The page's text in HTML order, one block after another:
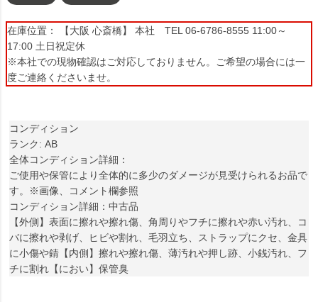
在庫位置： 【大阪 心斎橋】 本社 TEL 06-6786-8555 11:00～
17:00 土日祝定休
※本社での現物確認はご対応しておりません。ご希望の場合には一
度ご連絡くださいませ。
コンディション
ランク: AB
全体コンディション詳細：
ご使用や保管により全体的に多少のダメージが見受けられるお品で
す。※画像、コメント欄参照
コンディション詳細：中古品
【外側】表面に擦れや擦れ傷、角周りやフチに擦れや赤い汚れ、コ
バに擦れや剥げ、ヒビや割れ、毛羽立ち、ストラップにクセ、金具
に小傷や錆【内側】擦れや擦れ傷、薄汚れや押し跡、小銭汚れ、フ
チに割れ【におい】保管臭